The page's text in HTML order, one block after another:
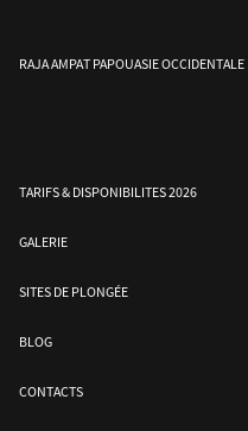
RAJA AMPAT PAPOUASIE OCCIDENTALE
TARIFS & DISPONIBILITES 2026
GALERIE
SITES DE PLONGÉE
BLOG
CONTACTS